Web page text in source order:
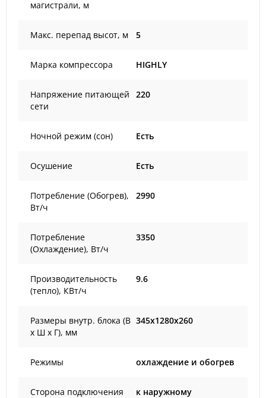
магистрали, м
Макс. перепад высот, м 5
Марка компрессора HIGHLY
Напряжение питающей
сети
220
Ночной режим (сон) Есть
Осушение Есть
Потребление (Обогрев),
Вт/ч
2990
Потребление
(Охлаждение), Вт/ч
3350
Производительность
(тепло), КВт/ч
9.6
Размеры внутр. блока (В
х Ш х Г), мм
345x1280x260
Режимы охлаждение и обогрев
Сторона подключения к наружному